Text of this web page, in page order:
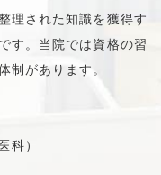
理された知識を獲得す
す。当院では資格の習
制があります。
科）